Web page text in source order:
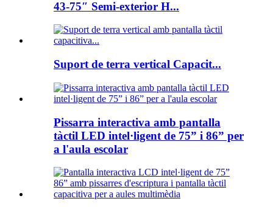
43-75″ Semi-exterior H...
Suport de terra vertical Capacit...
Pissarra interactiva amb pantalla
tàctil LED intel·ligent de 75” i 86” per
a l'aula escolar